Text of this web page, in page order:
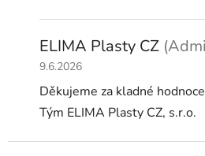
ELIMA Plasty CZ
9.6.2026
Děkujeme za kladné
Tým ELIMA Plasty CZ, s.r.o.